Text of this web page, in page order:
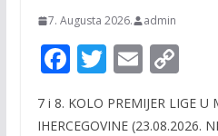
7. Augusta 2026. admin
F
e
T
itt
E
ai
C
p
7 i 8. KOLO PREMIJER LIGE U
IHERCEGOVINE (23.08.2026.